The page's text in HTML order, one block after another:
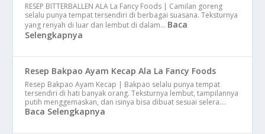
RESEP BITTERBALLEN ALA La Fancy Foods | Camilan goreng
selalu punya tempat tersendiri di berbagai suasana. Teksturnya
yang renyah di luar dan lembut di dalam… Baca
Selengkapnya
Resep Bakpao Ayam Kecap Ala La Fancy Foods
Resep Bakpao Ayam Kecap | Bakpao selalu punya tempat
tersendiri di hati banyak orang. Teksturnya lembut, tampilannya
putih menggemaskan, dan isinya bisa dibuat sesuai selera.…
Baca Selengkapnya